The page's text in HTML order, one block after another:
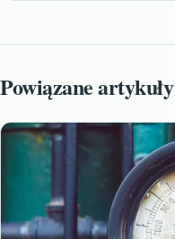
Powiązane artykuły